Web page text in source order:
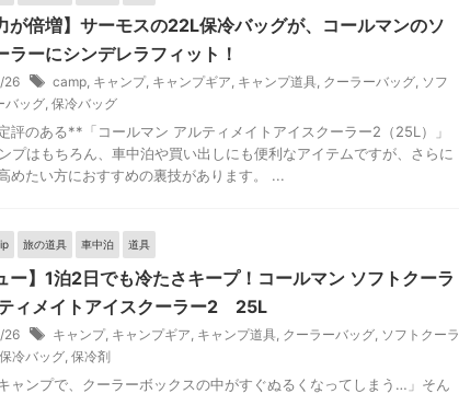
が倍増】サーモスの22L保冷バッグが、コールマンのソ
ラーにシンデレラフィット！
26 camp キャンプ, キャンプギア キャンプ道具 クーラーバッグ ソフ
バッグ 保冷バッグ
評のある**「コールマン アルティメイトアイスクーラー2（25L）」
プはもちろん、車中泊や買い出しにも便利なアイテムですが、さらに
めたい方におすすめの裏技があります。 ...
旅の道具 車中泊 道具
ー】1泊2日でも冷たさキープ！コールマン ソフトクーラ
ィメイトアイスクーラー2 25L
26 キャンプ, キャンプギア キャンプ道具 クーラーバッグ ソフトクーラ
保冷バッグ 保冷剤
キャンプで、クーラーボックスの中がすぐぬるくなってしまう…」そん